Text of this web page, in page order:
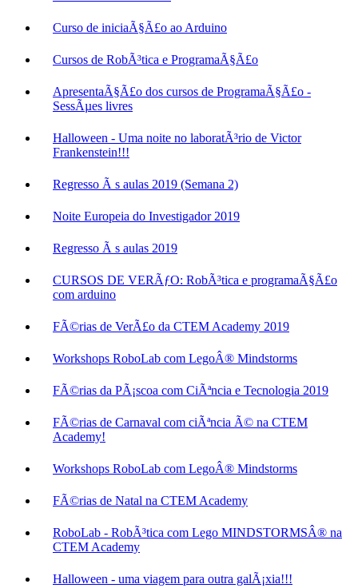
Curso de iniciaÃ§Ã£o ao Arduino
Cursos de RobÃ³tica e ProgramaÃ§Ã£o
ApresentaÃ§Ã£o dos cursos de ProgramaÃ§Ã£o -
SessÃµes livres
Halloween - Uma noite no laboratÃ³rio de Victor
Frankenstein!!!
Regresso Ã s aulas 2019 (Semana 2)
Noite Europeia do Investigador 2019
Regresso Ã s aulas 2019
CURSOS DE VERÃƒO: RobÃ³tica e programaÃ§Ã£o
com arduino
FÃ©rias de VerÃ£o da CTEM Academy 2019
Workshops RoboLab com LegoÂ® Mindstorms
FÃ©rias da PÃ¡scoa com CiÃªncia e Tecnologia 2019
FÃ©rias de Carnaval com ciÃªncia Ã© na CTEM
Academy!
Workshops RoboLab com LegoÂ® Mindstorms
FÃ©rias de Natal na CTEM Academy
RoboLab - RobÃ³tica com Lego MINDSTORMSÂ® na
CTEM Academy
Halloween - uma viagem para outra galÃ¡xia!!!